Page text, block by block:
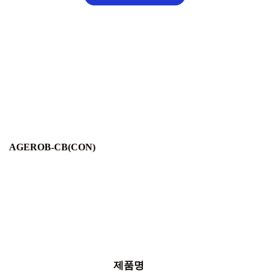
AGEROB-CB(CON)
제품명